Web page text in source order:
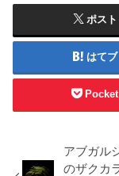
ポスト
はてブ
Pocket
アブガル
のザクカ